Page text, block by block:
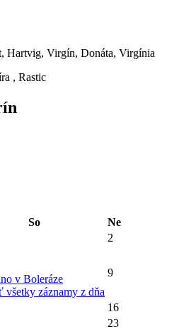
Hartvig, Virgín, Donáta, Virgínia
, Rastic
So
Ne
2
v Boleráze
všetky záznamy z dňa
9
16
23